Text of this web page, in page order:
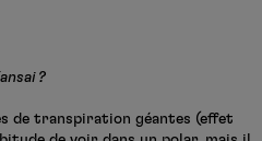
?
de transpiration géantes (effet